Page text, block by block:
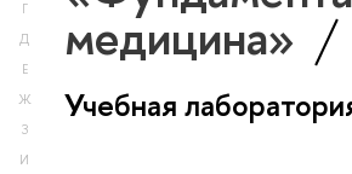
Г
Д
Е
Ж
З
И
медицина»
Учебная